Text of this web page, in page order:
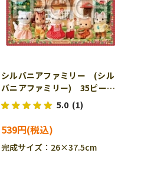
シルバニアファミリー (シル
バニアファミリー) 35ピー
ス APO-25-246 ［CP-IT］
5.0 (1)
539円
完成サイズ：26×37.5cm